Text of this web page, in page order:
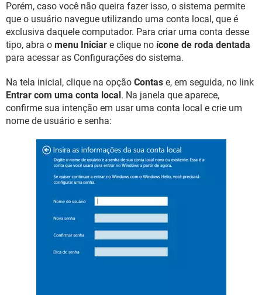
Porém, caso você não queira fazer isso, o sistema permite
que o usuário navegue utilizando uma conta local, que é
exclusiva daquele computador. Para criar uma conta desse
tipo, abra o menu Iniciar e clique no ícone de roda dentada
para acessar as Configurações do sistema.
Na tela inicial, clique na opção Contas e, em seguida, no link
Entrar com uma conta local. Na janela que aparece,
confirme sua intenção em usar uma conta local e crie um
nome de usuário e senha: